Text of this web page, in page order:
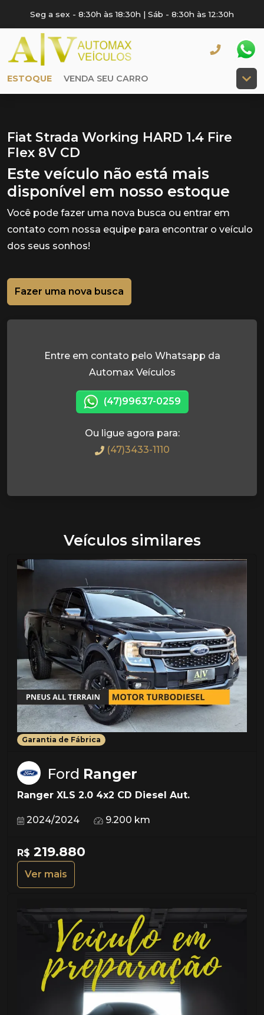
Seg a sex - 8:30h às 18:30h | Sáb - 8:30h às 12:30h
ESTOQUE VENDA SEU CARRO
Fiat Strada Working HARD 1.4 Fire
Flex 8V CD
Este veículo não está mais
disponível em nosso estoque
Você pode fazer uma nova busca ou entrar em
contato com nossa equipe para encontrar o veículo
dos seus sonhos!
Fazer uma nova busca
Entre em contato pelo Whatsapp da
Automax Veículos
(47)99637-0259
Ou ligue agora para:
(47)3433-1110
Veículos similares
Garantia de Fábrica
Ford Ranger
Ranger XLS 2.0 4x2 CD Diesel Aut.
2024/2024 9.200 km
R$ 219.880
Ver mais